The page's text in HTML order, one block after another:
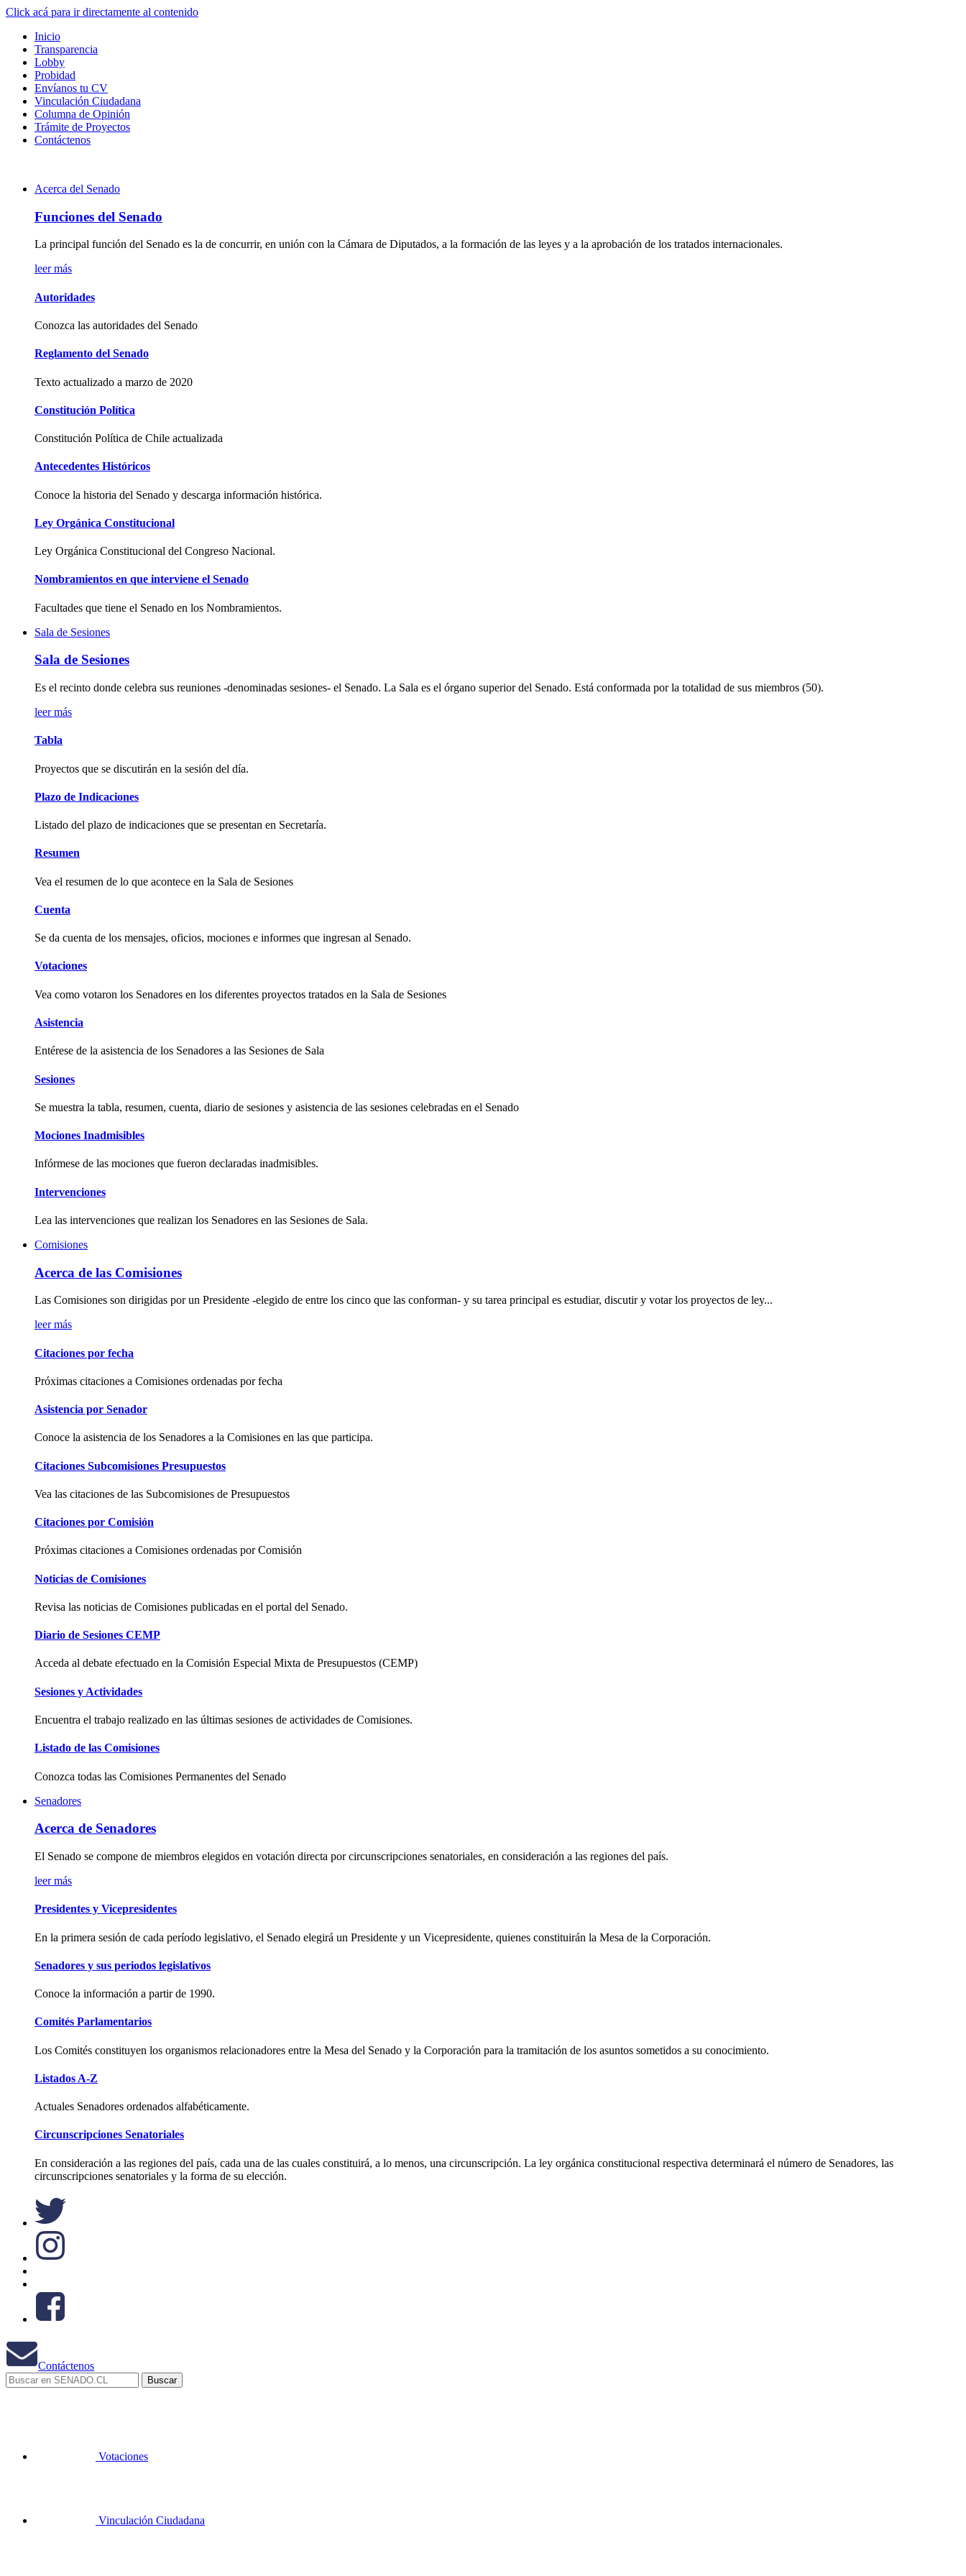
Click acá para ir directamente al contenido
Inicio
Transparencia
Lobby
Probidad
Envíanos tu CV
Vinculación Ciudadana
Columna de Opinión
Trámite de Proyectos
Contáctenos
Acerca del Senado
Funciones del Senado
La principal función del Senado es la de concurrir, en unión con la Cámara de Diputados, a la formación de las leyes y a la aprobación de los tratados internacionales.
leer más
Autoridades
Conozca las autoridades del Senado
Reglamento del Senado
Texto actualizado a marzo de 2020
Constitución Política
Constitución Política de Chile actualizada
Antecedentes Históricos
Conoce la historia del Senado y descarga información histórica.
Ley Orgánica Constitucional
Ley Orgánica Constitucional del Congreso Nacional.
Nombramientos en que interviene el Senado
Facultades que tiene el Senado en los Nombramientos.
Sala de Sesiones
Sala de Sesiones
Es el recinto donde celebra sus reuniones -denominadas sesiones- el Senado. La Sala es el órgano superior del Senado. Está conformada por la totalidad de sus miembros (50).
leer más
Tabla
Proyectos que se discutirán en la sesión del día.
Plazo de Indicaciones
Listado del plazo de indicaciones que se presentan en Secretaría.
Resumen
Vea el resumen de lo que acontece en la Sala de Sesiones
Cuenta
Se da cuenta de los mensajes, oficios, mociones e informes que ingresan al Senado.
Votaciones
Vea como votaron los Senadores en los diferentes proyectos tratados en la Sala de Sesiones
Asistencia
Entérese de la asistencia de los Senadores a las Sesiones de Sala
Sesiones
Se muestra la tabla, resumen, cuenta, diario de sesiones y asistencia de las sesiones celebradas en el Senado
Mociones Inadmisibles
Infórmese de las mociones que fueron declaradas inadmisibles.
Intervenciones
Lea las intervenciones que realizan los Senadores en las Sesiones de Sala.
Comisiones
Acerca de las Comisiones
Las Comisiones son dirigidas por un Presidente -elegido de entre los cinco que las conforman- y su tarea principal es estudiar, discutir y votar los proyectos de ley...
leer más
Citaciones por fecha
Próximas citaciones a Comisiones ordenadas por fecha
Asistencia por Senador
Conoce la asistencia de los Senadores a la Comisiones en las que participa.
Citaciones Subcomisiones Presupuestos
Vea las citaciones de las Subcomisiones de Presupuestos
Citaciones por Comisión
Próximas citaciones a Comisiones ordenadas por Comisión
Noticias de Comisiones
Revisa las noticias de Comisiones publicadas en el portal del Senado.
Diario de Sesiones CEMP
Acceda al debate efectuado en la Comisión Especial Mixta de Presupuestos (CEMP)
Sesiones y Actividades
Encuentra el trabajo realizado en las últimas sesiones de actividades de Comisiones.
Listado de las Comisiones
Conozca todas las Comisiones Permanentes del Senado
Senadores
Acerca de Senadores
El Senado se compone de miembros elegidos en votación directa por circunscripciones senatoriales, en consideración a las regiones del país.
leer más
Presidentes y Vicepresidentes
En la primera sesión de cada período legislativo, el Senado elegirá un Presidente y un Vicepresidente, quienes constituirán la Mesa de la Corporación.
Senadores y sus periodos legislativos
Conoce la información a partir de 1990.
Comités Parlamentarios
Los Comités constituyen los organismos relacionadores entre la Mesa del Senado y la Corporación para la tramitación de los asuntos sometidos a su conocimiento.
Listados A-Z
Actuales Senadores ordenados alfabéticamente.
Circunscripciones Senatoriales
En consideración a las regiones del país, cada una de las cuales constituirá, a lo menos, una circunscripción. La ley orgánica constitucional respectiva determinará el número de Senadores, las
circunscripciones senatoriales y la forma de su elección.
Contáctenos
Votaciones
Vinculación Ciudadana